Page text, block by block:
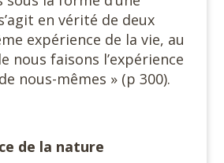
en vérité de deux
expérience de la vie, au
nous faisons l’expérience
nous-mêmes » (p 300).
de la nature